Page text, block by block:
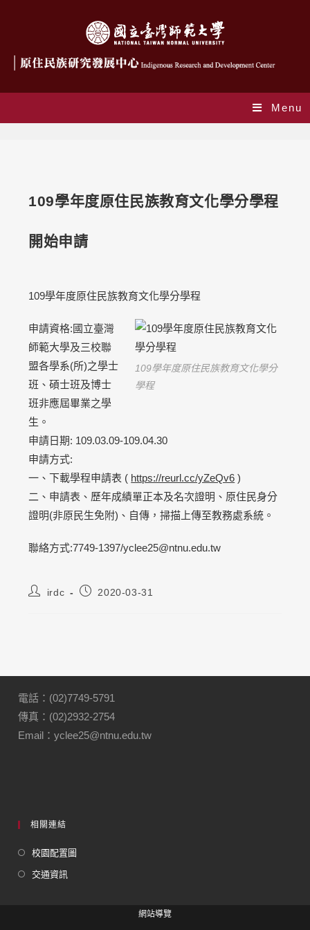
Menu
109學年度原住民族教育文化學分學程
開始申請
109學年度原住民族教育文化學分學程
109學年度原住民族教育文化學分
學程
申請資格:國立臺灣
師範大學及三校聯
盟各學系(所)之學士
班、碩士班及博士
班非應屆畢業之學
生。
申請日期: 109.03.09-109.04.30
申請方式:
一、下載學程申請表 ( https://reurl.cc/yZeQv6 )
二、申請表、歷年成績單正本及名次證明、原住民身分
證明(非原民生免附)、自傳，掃描上傳至教務處系統。
聯絡方式:7749-1397/yclee25@ntnu.edu.tw
irdc 2020-03-31
電話：(02)7749-5791
傳真：(02)2932-2754
Email：yclee25@ntnu.edu.tw
相關連結
校園配置圖
交通資訊
網站導覽